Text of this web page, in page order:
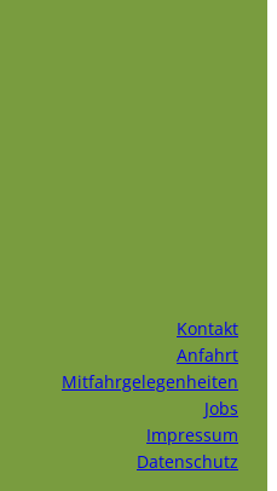
Kontakt
Anfahrt
Mitfahrgelegenheiten
Jobs
Impressum
Datenschutz